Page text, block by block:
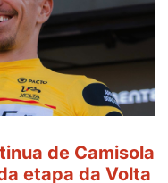
de Camisola
etapa da Volta